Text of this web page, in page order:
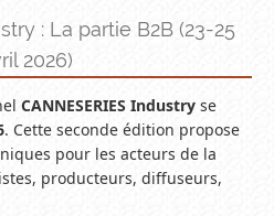
: La partie B2B (23-25
2026)
CANNESERIES Industry se
. Cette seconde édition propose
pour les acteurs de la
producteurs, diffuseurs,